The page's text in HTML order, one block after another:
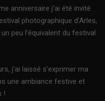
anniversaire j’ai été invité
photographique d’Arles,
peu l’équivalent du festival
j’ai laissé s’exprimer ma
une ambiance festive et
!